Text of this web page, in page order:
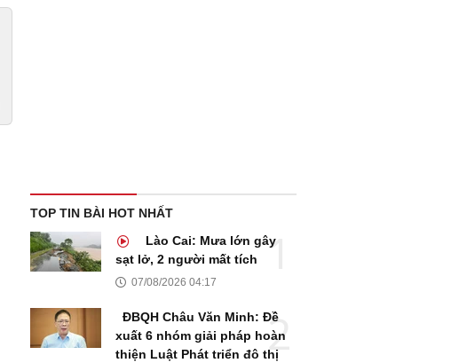
TOP TIN BÀI HOT NHẤT
Lào Cai: Mưa lớn gây
sạt lở, 2 người mất tích
07/08/2026 04:17
ĐBQH Châu Văn Minh: Đề
xuất 6 nhóm giải pháp hoàn
thiện Luật Phát triển đô thị